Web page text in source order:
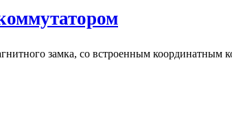
замка, со встроенным координатным